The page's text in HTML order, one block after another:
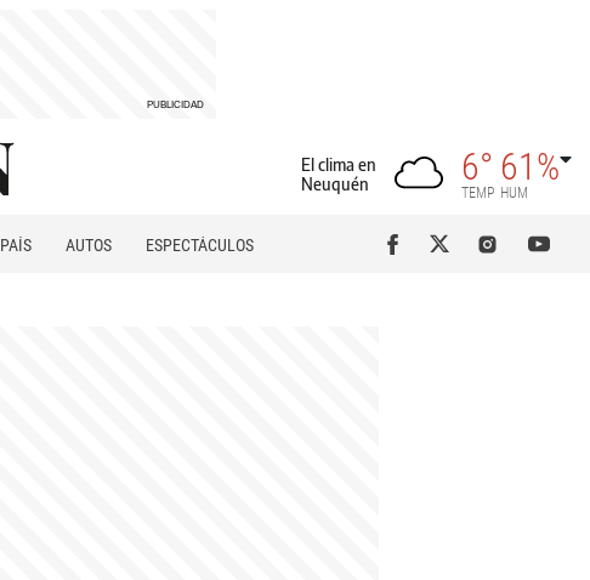
El clima en
Neuquén
6°
TEMP
61%
HUM
PAÍS AUTOS
ESPECTÁCULOS